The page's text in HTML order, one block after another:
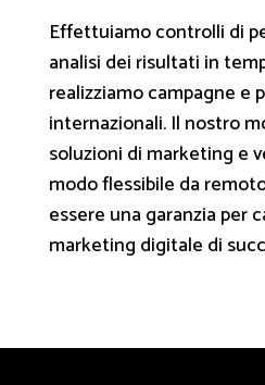
Effettuiamo controlli di
analisi dei risultati in
realizziamo campagne e
internazionali. Il nostro
soluzioni di marketing e
modo flessibile da
essere una garanzia per
marketing digitale di